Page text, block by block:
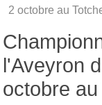
2 octobre au
l'Aveyron
octobre au